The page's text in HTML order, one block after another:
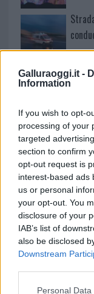
Galluraoggi.it -
Information
If you wish to opt-
processing of your
targeted
section to confirm
opt-out request is
interest-based ads
us or personal
your opt-out. You
disclosure of your
IAB’s list of
also be disclosed
Downstream
Please note that
Personal
È
tenne